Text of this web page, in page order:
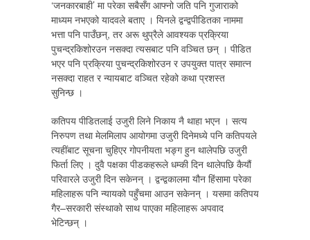
‘जनकारबाही’ मा परेका सबैसँग आफ्नो जति पनि गुजाराको
माध्यम नभएको यादवले बताए । यिनले द्वन्द्वपीडितका नाममा
भत्ता पनि पाउँछन्, तर अरू थुप्रैले आवश्यक प्रक्रिया
पुचन्द्रकिशोरउन नसक्दा त्यसबाट पनि वञ्चित छन् । पीडित
भएर पनि प्रक्रिया पुचन्द्रकिशोरउन र उपयुक्त पात्र समात्न
नसक्दा राहत र न्यायबाट वञ्चित रहेको कथा प्रशस्त
सुनिन्छ ।
कतिपय पीडितलाई उजुरी लिने निकाय नै थाहा भएन । सत्य
निरुपण तथा मेलमिलाप आयोगमा उजुरी दिनेमध्ये पनि कतिपयले
त्यहींबाट सूचना चुहिएर गोपनीयता भङ्ग हुन थालेपछि उजुरी
फिर्ता लिए । दुवै पक्षका पीडकहरूले धम्की दिन थालेपछि कैयौं
परिवारले उजुरी दिन सकेनन् । द्वन्द्वकालमा यौन हिंसामा परेका
महिलाहरू पनि न्यायको पहुँचमा आउन सकेनन् । यसमा कतिपय
गैर–सरकारी संस्थाको साथ पाएका महिलाहरू अपवाद
भेटिन्छन् ।